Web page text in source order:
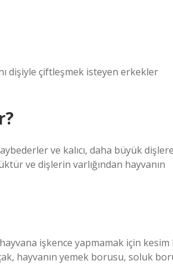
dişiyle çiftleşmek isteyen erkekler
ve kalıcı, daha büyük dişlere
ve dişlerin varlığından hayvanın
işkence yapmamak için kesim
hayvanın yemek borusu, soluk